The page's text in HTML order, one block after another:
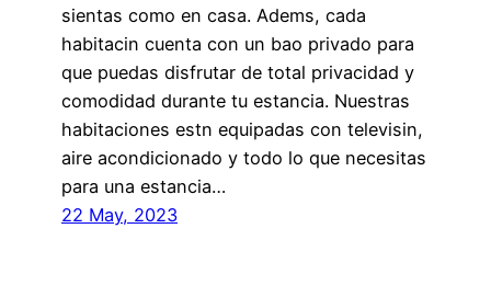
sientas como en casa. Adems, cada
habitacin cuenta con un bao privado para
que puedas disfrutar de total privacidad y
comodidad durante tu estancia. Nuestras
habitaciones estn equipadas con televisin,
aire acondicionado y todo lo que necesitas
para una estancia…
22 May, 2023